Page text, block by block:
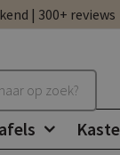
| 300+ reviews